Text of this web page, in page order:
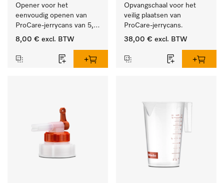
Opener voor het
eenvoudig openen van
ProCare-jerrycans van 5,
10 en 20 l.
8,00 € excl. BTW
Opvangschaal voor het
veilig plaatsen van
ProCare-jerrycans.
38,00 € excl. BTW